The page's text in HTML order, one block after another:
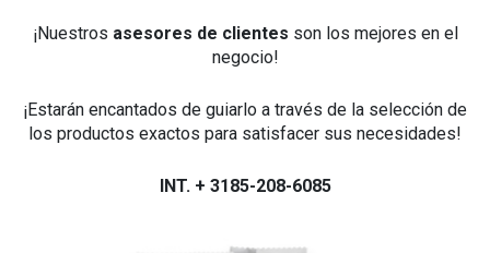
¡Nuestros asesores de clientes son los mejores en el
negocio!
¡Estarán encantados de guiarlo a través de la selección de
los productos exactos para satisfacer sus necesidades!
INT. + 3185-208-6085